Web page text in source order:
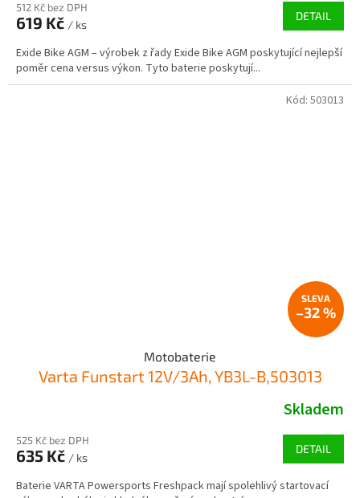
512 Kč bez DPH
619 Kč / ks
DETAIL
Exide Bike AGM – výrobek z řady Exide Bike AGM poskytující nejlepší
poměr cena versus výkon. Tyto baterie poskytují...
–32 %
Motobaterie
Varta Funstart 12V/3Ah, YB3L-B,503013
Skladem
525 Kč bez DPH
635 Kč / ks
DETAIL
Baterie VARTA Powersports Freshpack mají spolehlivý startovací
Kód: 503013